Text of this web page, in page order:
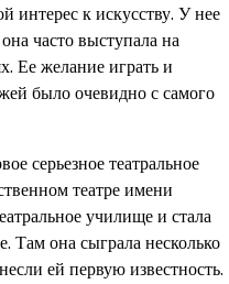
интерес к искусству. У нее
часто выступала на
Ее желание играть и
было очевидно с самого
серьезное театральное
театре имени
училище и стала
Там она сыграла несколько
ей первую известность.